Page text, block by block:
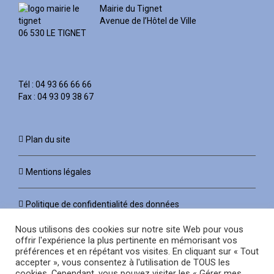
Mairie du Tignet
Avenue de l’Hôtel de Ville
06 530 LE TIGNET
Tél : 04 93 66 66 66
Fax : 04 93 09 38 67
Plan du site
Mentions légales
Politique de confidentialité des données
Nous utilisons des cookies sur notre site Web pour vous
offrir l'expérience la plus pertinente en mémorisant vos
préférences et en répétant vos visites. En cliquant sur « Tout
accepter », vous consentez à l'utilisation de TOUS les